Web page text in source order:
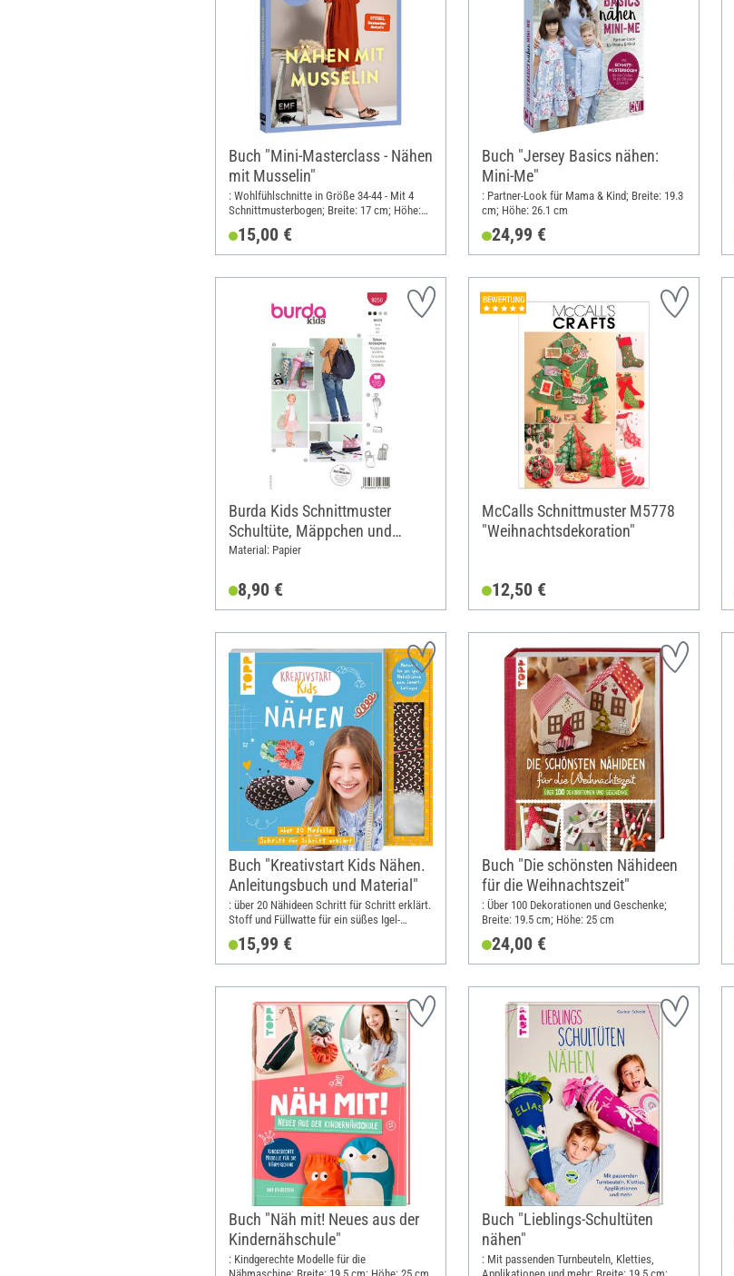
Buch "Mini-Masterclass - Nähen
mit Musselin"
: Wohlfühlschnitte in Größe 34-44 - Mit 4
Schnittmusterbogen; Breite: 17 cm; Höhe:
21 cm
15,00 €
Buch "Jersey Basics nähen:
Mini-Me"
: Partner-Look für Mama & Kind; Breite: 19.3
cm; Höhe: 26.1 cm
24,99 €
Burda Kids Schnittmuster
Schultüte, Mäppchen und
Turnbeutel Nr. 9256
Material: Papier
8,90 €
McCalls Schnittmuster M5778
"Weihnachtsdekoration"
12,50 €
Buch "Kreativstart Kids Nähen.
Anleitungsbuch und Material"
: über 20 Nähideen Schritt für Schritt erklärt.
Stoff und Füllwatte für ein süßes Igel-
26 cm; Höhe: 24.3 cm
15,99 €
Buch "Die schönsten Nähideen
für die Weihnachtszeit"
: Über 100 Dekorationen und Geschenke;
Breite: 19.5 cm; Höhe: 25 cm
24,00 €
Buch "Näh mit! Neues aus der
Kindernähschule"
: Kindgerechte Modelle für die
Buch "Lieblings-Schultüten
nähen"
: Mit passenden Turnbeuteln, Kletties,